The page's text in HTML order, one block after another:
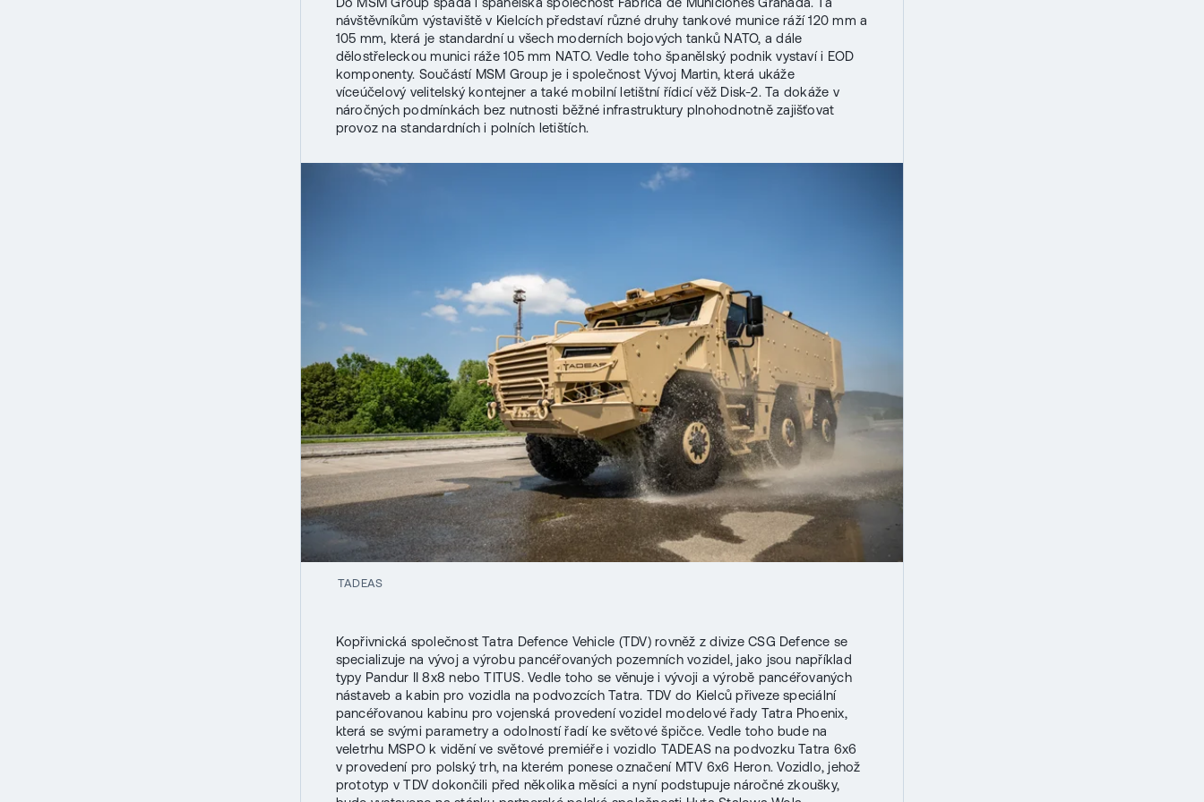
návštěvníkům výstaviště v Kielcích představí různé druhy tankové munice ráží 120 mm a
105 mm, která je standardní u všech moderních bojových tanků NATO, a dále
dělostřeleckou munici ráže 105 mm NATO. Vedle toho španělský podnik vystaví i EOD
komponenty. Součástí MSM Group je i společnost Vývoj Martin, která ukáže
víceúčelový velitelský kontejner a také mobilní letištní řídicí věž Disk-2. Ta dokáže v
náročných podmínkách bez nutnosti běžné infrastruktury plnohodnotně zajišťovat
provoz na standardních i polních letištích.
TADEAS
Kopřivnická společnost Tatra Defence Vehicle (TDV) rovněž z divize CSG Defence se
specializuje na vývoj a výrobu pancéřovaných pozemních vozidel, jako jsou například
typy Pandur II 8x8 nebo TITUS. Vedle toho se věnuje i vývoji a výrobě pancéřovaných
nástaveb a kabin pro vozidla na podvozcích Tatra. TDV do Kielců přiveze speciální
pancéřovanou kabinu pro vojenská provedení vozidel modelové řady Tatra Phoenix,
která se svými parametry a odolností řadí ke světové špičce. Vedle toho bude na
veletrhu MSPO k vidění ve světové premiéře i vozidlo TADEAS na podvozku Tatra 6x6
v provedení pro polský trh, na kterém ponese označení MTV 6x6 Heron. Vozidlo, jehož
prototyp v TDV dokončili před několika měsíci a nyní podstupuje náročné zkoušky,